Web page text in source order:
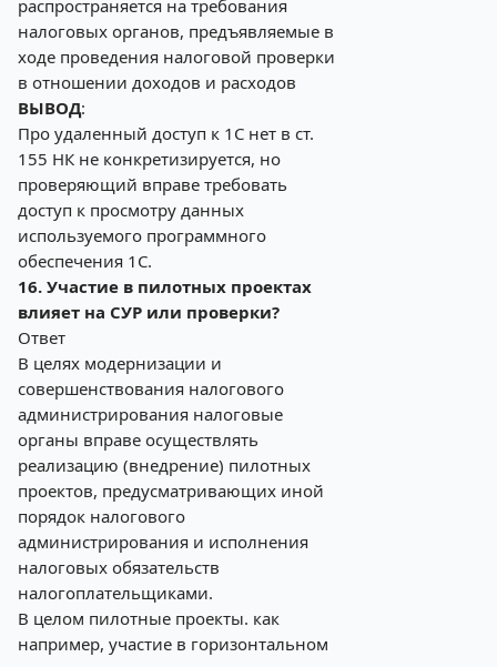
распространяется на требования
налоговых органов, предъявляемые в
ходе проведения налоговой проверки
в отношении доходов и расходов
ВЫВОД:
Про удаленный доступ к 1С нет в ст.
155 НК не конкретизируется, но
проверяющий вправе требовать
доступ к просмотру данных
используемого программного
обеспечения 1С.
16. Участие в пилотных проектах
влияет на СУР или проверки?
Ответ
В целях модернизации и
совершенствования налогового
администрирования налоговые
органы вправе осуществлять
реализацию (внедрение) пилотных
проектов, предусматривающих иной
порядок налогового
администрирования и исполнения
налоговых обязательств
налогоплательщиками.
В целом пилотные проекты. как
например, участие в горизонтальном